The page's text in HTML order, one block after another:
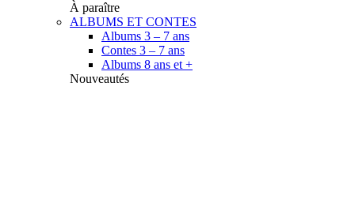
À paraître
ALBUMS ET CONTES
Albums 3 – 7 ans
Contes 3 – 7 ans
Albums 8 ans et +
Nouveautés